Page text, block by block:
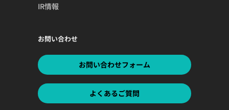
IR情報
お問い合わせ
お問い合わせフォーム
よくあるご質問